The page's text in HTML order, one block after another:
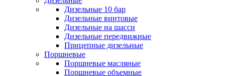
Дизельные 10 бар
Дизельные винтовые
Дизельные на шасси
Дизельные передвижные
Прицепные дизельные
Поршневые
Поршневые масляные
Поршневые объемные